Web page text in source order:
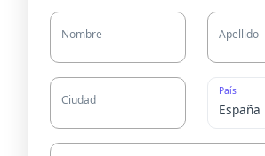
Nombre Apellido
Ciudad
País